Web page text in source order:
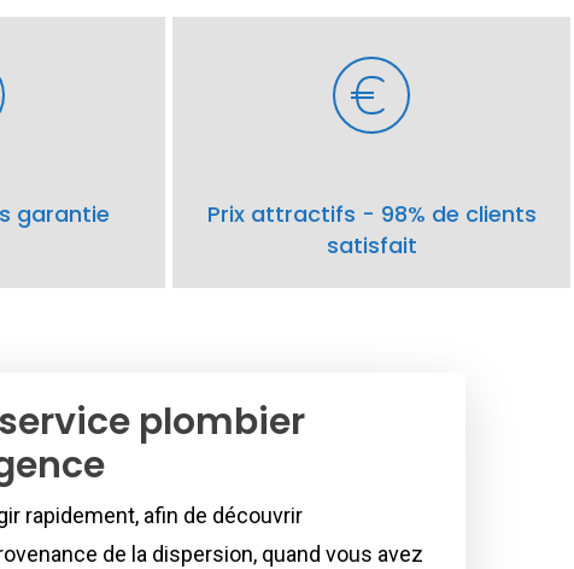
garantie
Prix attractifs - 98% de clients
satisfait
plombier
rapidement, afin de découvrir
de la dispersion, quand vous avez